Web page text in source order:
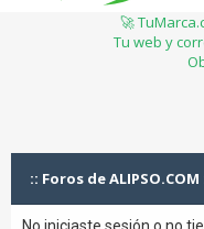
🚀
Tu web y
:: Foros de ALIPSO.COM